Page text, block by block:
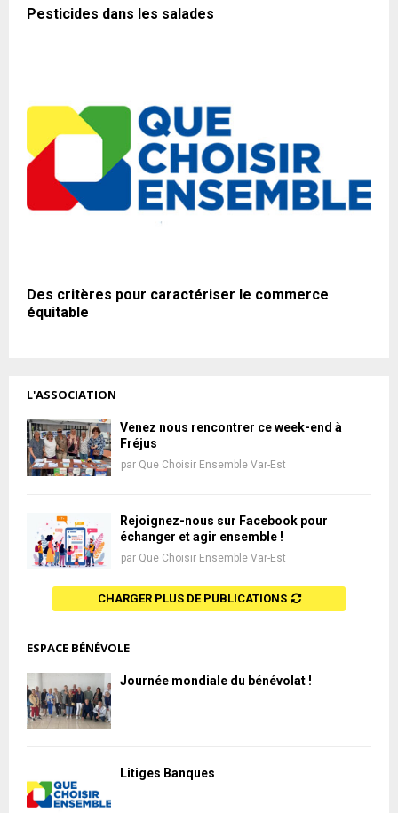
Pesticides dans les salades
Des critères pour caractériser le commerce
équitable
L'ASSOCIATION
Venez nous rencontrer ce week-end à
Fréjus
par Que Choisir Ensemble Var-Est
Rejoignez-nous sur Facebook pour
échanger et agir ensemble !
par Que Choisir Ensemble Var-Est
CHARGER PLUS DE PUBLICATIONS
ESPACE BÉNÉVOLE
Journée mondiale du bénévolat !
Litiges Banques